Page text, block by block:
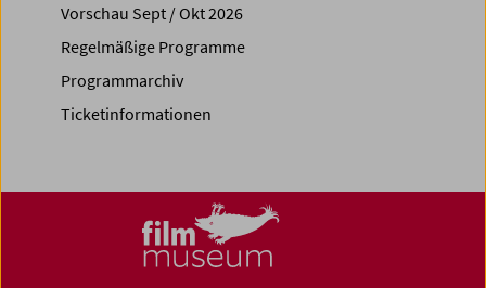
Vorschau Sept / Okt 2026
Regelmäßige Programme
Programmarchiv
Ticketinformationen